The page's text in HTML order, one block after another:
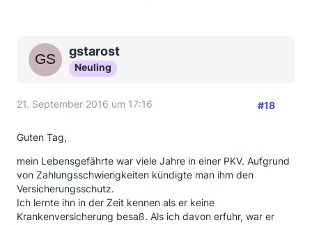
gstarost
Neuling
21. September 2016 um 17:16 #18
Guten Tag,
mein Lebensgefährte war viele Jahre in einer PKV. Aufgrund
von Zahlungsschwierigkeiten kündigte man ihm den
Versicherungsschutz.
Ich lernte ihn in der Zeit kennen als er keine
Krankenversicherung besaß. Als ich davon erfuhr, war er